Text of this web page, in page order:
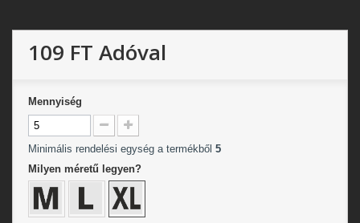
109 FT Adóval
Mennyiség
Minimális rendelési egység a termékből 5
Milyen méretű legyen?